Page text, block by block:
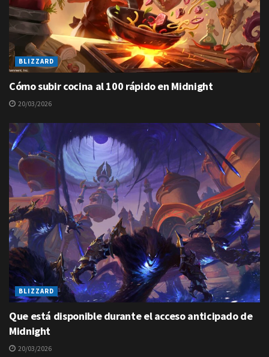
BLIZZARD
Cómo subir cocina al 100 rápido en Midnight
20/03/2026
BLIZZARD
Que está disponible durante el acceso anticipado de
Midnight
20/03/2026